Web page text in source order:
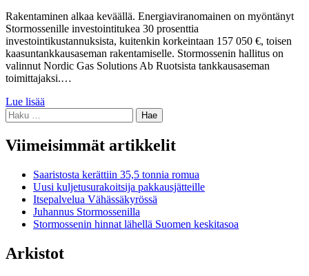
Rakentaminen alkaa keväällä. Energiaviranomainen on myöntänyt
Stormossenille investointitukea 30 prosenttia
investointikustannuksista, kuitenkin korkeintaan 157 050 €, toisen
kaasuntankkausaseman rakentamiselle. Stormossenin hallitus on
valinnut Nordic Gas Solutions Ab Ruotsista tankkausaseman
toimittajaksi.…
Lue lisää
Haku:
Viimeisimmät artikkelit
Saaristosta kerättiin 35,5 tonnia romua
Uusi kuljetusurakoitsija pakkausjätteille
Itsepalvelua Vähässäkyrössä
Juhannus Stormossenilla
Stormossenin hinnat lähellä Suomen keskitasoa
Arkistot